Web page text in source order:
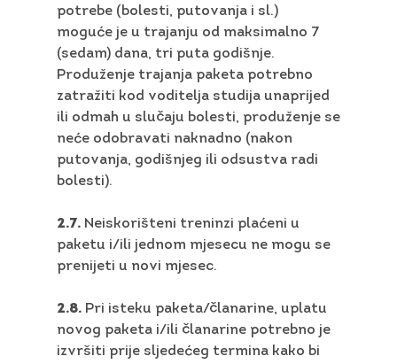
potrebe (bolesti, putovanja i sl.)
moguće je u trajanju od maksimalno 7
(sedam) dana, tri puta godišnje.
Produženje trajanja paketa potrebno
zatražiti kod voditelja studija unaprijed
ili odmah u slučaju bolesti, produženje se
neće odobravati naknadno (nakon
putovanja, godišnjeg ili odsustva radi
bolesti).
2.7. Neiskorišteni treninzi plaćeni u
paketu i/ili jednom mjesecu ne mogu se
prenijeti u novi mjesec.
2.8. Pri isteku paketa/članarine, uplatu
novog paketa i/ili članarine potrebno je
izvršiti prije sljedećeg termina kako bi